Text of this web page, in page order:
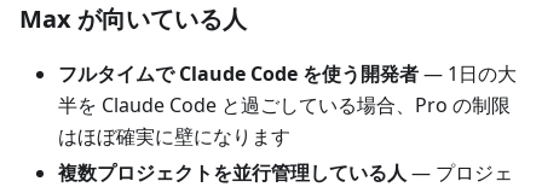
Max が向いている人
フルタイムで Claude Code を使う開発者— 1日の大
半を Claude Code と過ごしている場合、Pro の制限
はほぼ確実に壁になります
複数プロジェクトを並行管理している人 — プロジェ